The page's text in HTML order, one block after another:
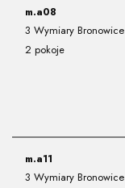
m.a08
3 Wymiary Bronowice
2 pokoje
m.a11
3 Wymiary Bronowice